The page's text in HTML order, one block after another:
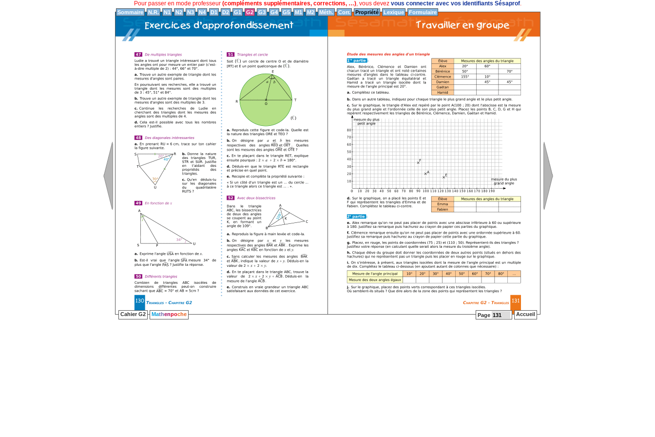
Pour passer en mode professeur (compléments supplémentaires, corrections, …), vous devez vous connecter avec vos identifiants Sésaprof.
Sommaire N.R. N1 N2 N3 N4 D1 D2 G1 G2 G3 G4 G5 M1 M2 Méth. Corr. Propriété Lexique Formulaire
Cahier G2 Mathenpoche Accueil
Page